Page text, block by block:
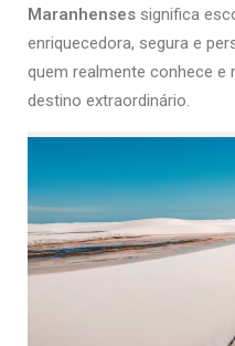
Maranhenses significa
enriquecedora, segura e
quem realmente conhece e
destino extraordinário.